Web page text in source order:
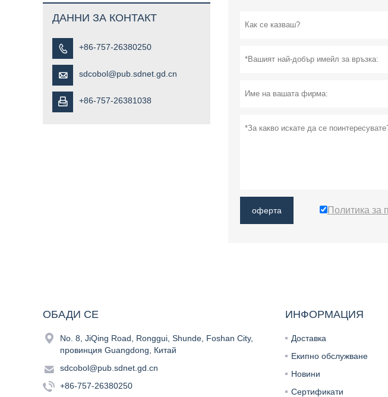
оферта Политика за
ДАННИ ЗА КОНТАКТ
 +86-757-26380250
 sdcobol@pub.sdnet.gd.cn
 +86-757-26381038
ОБАДИ СЕ

No. 8, JiQing Road, Ronggui, Shunde, Foshan City,
провинция Guangdong, Китай
 sdcobol@pub.sdnet.gd.cn
 +86-757-26380250
ИНФОРМАЦИЯ
Доставка
Екипно обслужване
Новини
Сертификати